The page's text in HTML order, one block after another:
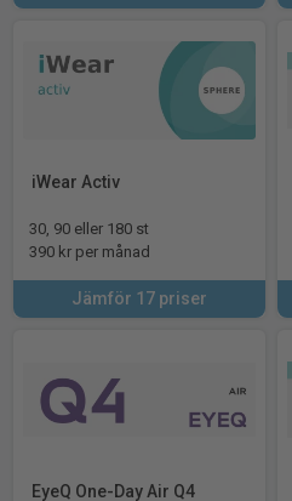
iWear Activ
30, 90 eller 180 st
390 kr per månad
Jämför 17 priser
EyeQ One-Day Air Q4